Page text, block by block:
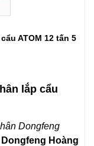
ATOM 12 tấn 5
lắp cẩu
Dongfeng
Hoàng